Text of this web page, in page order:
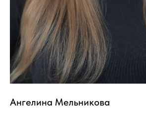
Ангелина Мельникова